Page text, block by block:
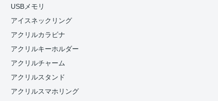
USBメモリ
アイスネックリング
アクリルカラビナ
アクリルキーホルダー
アクリルチャーム
アクリルスタンド
アクリルスマホリング